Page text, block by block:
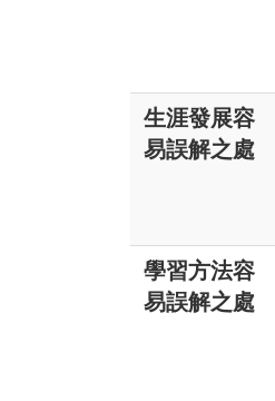
生涯發展容
易誤解之處
學習方法容
易誤解之處